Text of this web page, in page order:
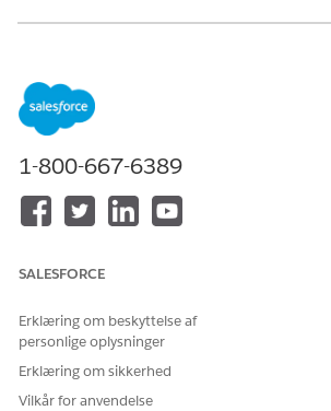
Tilgængelig i:
med Agentforce IT Service.
tildelingsregler:
søge efter og vælge
Aktiver Tildelingsregler.
Bekræft, at du ønsker at aktivere
Denne handling aktiverer
Konteksttjeneste og BRE-
1-800-667-6389
SALESFORCE
Erklæring om beskyttelse af
personlige oplysninger
Erklæring om sikkerhed
Vilkår for anvendelse